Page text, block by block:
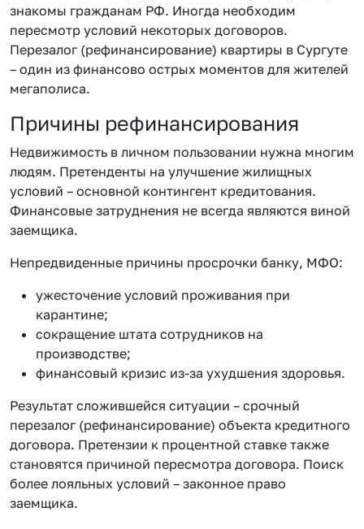
знакомы гражданам РФ. Иногда необходим
пересмотр условий некоторых договоров.
Перезалог (рефинансирование) квартиры в Сургуте
– один из финансово острых моментов для жителей
мегаполиса.
Причины рефинансирования
Недвижимость в личном пользовании нужна многим
людям. Претенденты на улучшение жилищных
условий – основной контингент кредитования.
Финансовые затруднения не всегда являются виной
заемщика.
Непредвиденные причины просрочки банку, МФО:
ужесточение условий проживания при
карантине;
сокращение штата сотрудников на
производстве;
финансовый кризис из-за ухудшения здоровья.
Результат сложившейся ситуации – срочный
перезалог (рефинансирование) объекта кредитного
договора. Претензии к процентной ставке также
становятся причиной пересмотра договора. Поиск
более лояльных условий – законное право
заемщика.